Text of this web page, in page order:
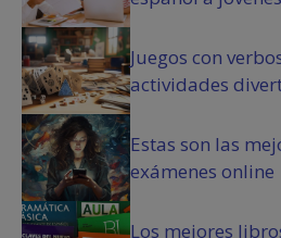
)
Juegos con
actividades
Estas son las
exámenes online
Los mejores